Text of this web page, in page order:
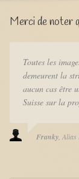
Merci de noter
Toutes les
demeurent la
aucun cas être
Suisse sur la
Franky Alias